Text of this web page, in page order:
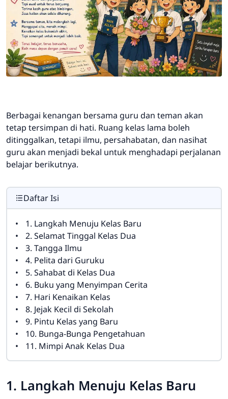
Berbagai kenangan bersama guru dan teman akan
tetap tersimpan di hati. Ruang kelas lama boleh
ditinggalkan, tetapi ilmu, persahabatan, dan nasihat
guru akan menjadi bekal untuk menghadapi perjalanan
belajar berikutnya.
Daftar Isi
1. Langkah Menuju Kelas Baru
2. Selamat Tinggal Kelas Dua
3. Tangga Ilmu
4. Pelita dari Guruku
5. Sahabat di Kelas Dua
6. Buku yang Menyimpan Cerita
7. Hari Kenaikan Kelas
8. Jejak Kecil di Sekolah
9. Pintu Kelas yang Baru
10. Bunga-Bunga Pengetahuan
11. Mimpi Anak Kelas Dua
1. Langkah Menuju Kelas Baru